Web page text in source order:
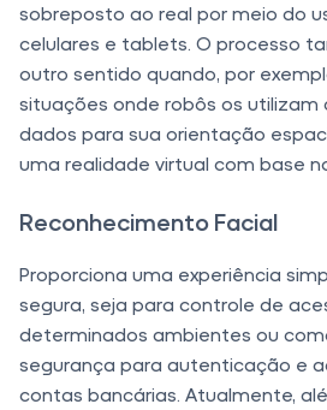
sobreposto ao real por meio do
celulares e tablets. O processo
outro sentido quando, por
situações onde robôs os
dados para sua orientação
uma realidade virtual com base
Reconhecimento Facial
Proporciona uma experiência
segura, seja para controle de
determinados ambientes ou
segurança para autenticação e
contas bancárias. Atualmente,